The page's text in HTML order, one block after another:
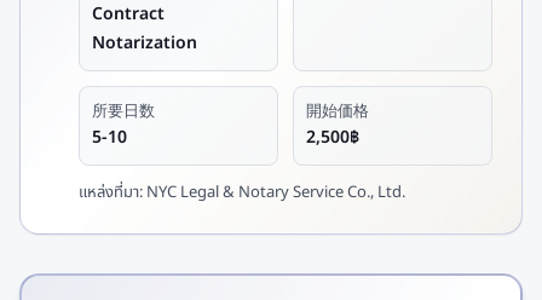
Contract
Notarization
所要日数
5-10
開始価格
2,500฿
แหล่งที่มา: NYC Legal & Notary Service Co., Ltd.